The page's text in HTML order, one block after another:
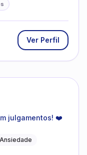
Ver Perfil
julgamentos! ❤️
Ansiedade